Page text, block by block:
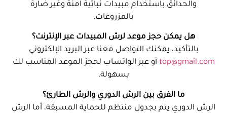
والحدائق باستخدام مبيدات نباتية آمنة وغير ضارة
بالمزروعات.
هل يمكن حجز موعد لرش المبيدات عبر الإنترنت؟
بالتأكيد، يمكنك التواصل معنا عبر البريد الإلكتروني
top@gmail.com أو عبر الواتساب لحجز الموعد المناسب لك
بسهولة.
ما الفرق بين الرش الدوري والرش الطارئ؟
الرش الدوري يتم بجدول منتظم للحماية المسبقة، أما الرش